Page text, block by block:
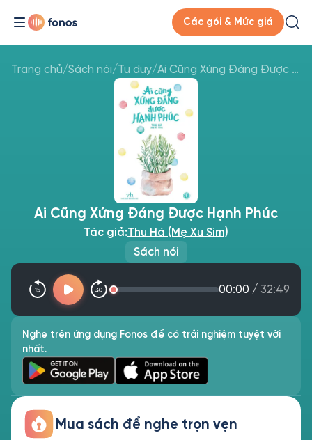
Các gói & Mức giá
Trang chủ/Sách nói/Tư duy/ Ai Cũng Xứng Đáng Được Hạnh Phúc
Sách nói
Ai Cũng Xứng Đáng Được Hạnh Phúc
Tác giả:Thu Hà (Mẹ Xu Sim)
00:00 / 32:49
Nghe trên ứng dụng Fonos để có trải nghiệm tuyệt vời
nhất.
Mua sách để nghe trọn vẹn